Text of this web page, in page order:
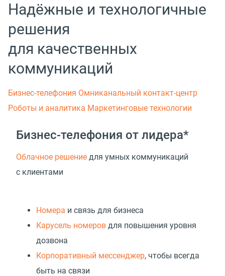
Надёжные и технологичные
решения
для качественных
коммуникаций
Бизнес-телефония Омниканальный контакт-центр
Роботы и аналитика Маркетинговые технологии
Бизнес-телефония от лидера*
Облачное решение для умных коммуникаций
с клиентами
Номера и связь для бизнеса
Карусель номеров для повышения уровня
дозвона
Корпоративный мессенджер, чтобы всегда
быть на связи